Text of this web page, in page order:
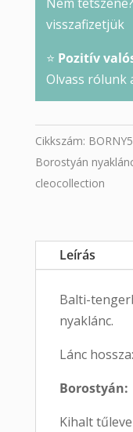
Nem
visszafizetjük
⭐ Pozitív
Olvass rólunk
Cikkszám:
Borostyán
cleocollection
Leírás
Balti-
nyaklánc.
Lánc
Borostyán:
Kihalt